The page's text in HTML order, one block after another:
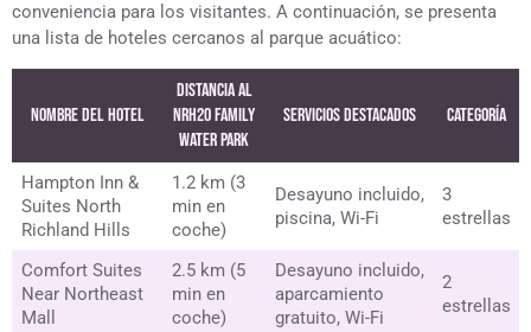
conveniencia para los visitantes. A continuación, se presenta
una lista de hoteles cercanos al parque acuático:
Nombre del Hotel
Distancia al
NRH2O Family
Water Park
Servicios Destacados Categoría
Hampton Inn &
Suites North
Richland Hills
1.2 km (3
min en
coche)
Desayuno incluido,
piscina, Wi-Fi
3
estrellas
Comfort Suites
Near Northeast
Mall
2.5 km (5
min en
coche)
Desayuno incluido,
aparcamiento
gratuito, Wi-Fi
2
estrellas